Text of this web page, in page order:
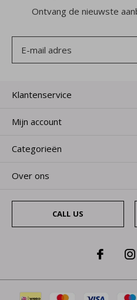
Ontvang de nieuwste
Klantenservice
Mijn account
Categorieën
Over ons
CALL US